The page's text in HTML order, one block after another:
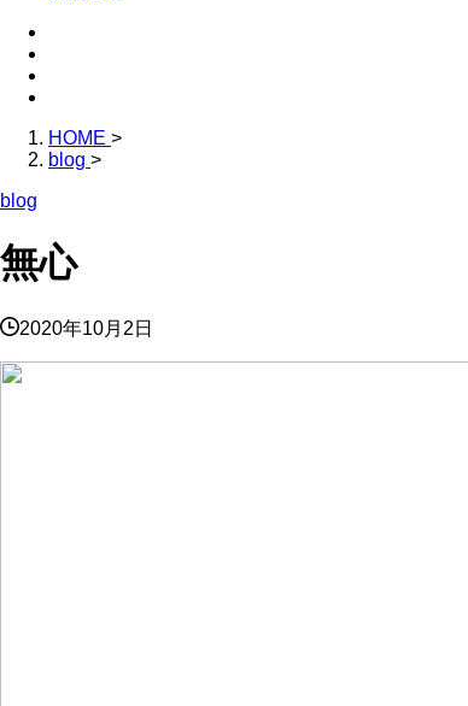
HOME >
blog >
blog
無心
2020年10月2日